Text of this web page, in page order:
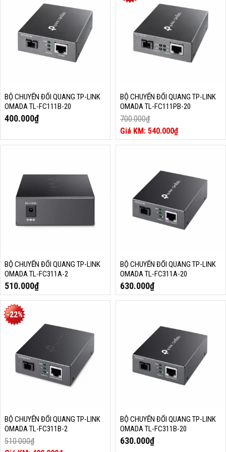
800.000₫.
BỘ CHUYỂN ĐỔI QUANG TP-LINK
OMADA TL-FC111B-20
400.000₫
BỘ CHUYỂN ĐỔI QUANG TP-LINK
OMADA TL-FC111PB-20
700.000₫
Giá
gốc
là:
540.000₫
Giá
hiện
540.000₫.
BỘ CHUYỂN ĐỔI QUANG TP-LINK
OMADA TL-FC311A-2
510.000₫
BỘ CHUYỂN ĐỔI QUANG TP-LINK
OMADA TL-FC311A-20
630.000₫
-22%
BỘ CHUYỂN ĐỔI QUANG TP-LINK
OMADA TL-FC311B-2
510.000₫
BỘ CHUYỂN ĐỔI QUANG TP-LINK
OMADA TL-FC311B-20
630.000₫